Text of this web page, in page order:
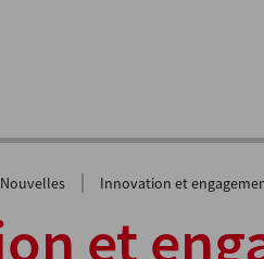
Nouvelles | Innovation et
et